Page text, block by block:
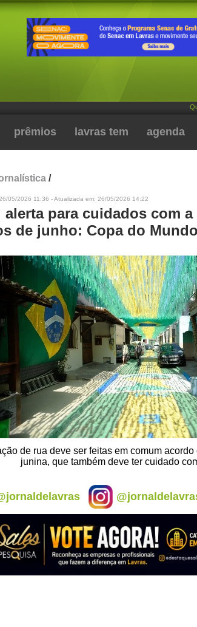
prêmios lavras tem agenda
/
05/2026 11:36 - Atualizada em: 26/05/2026 14:22
alerta para cuidados com
de junho: Copa do
de rua deve ser feitas em comum
junina, que também deve ter cuidado